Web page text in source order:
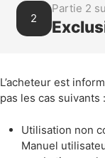
2
Partie 2
L’acheteur est
pas les cas suivants :
Utilisation non
Manuel